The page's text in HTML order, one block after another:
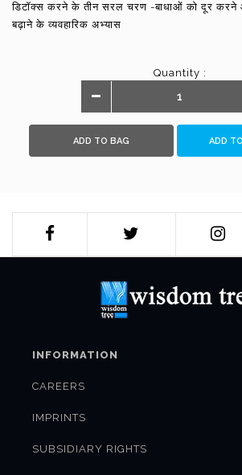
डिटॉक्स करने के तीन सरल चरण -बाधाओं को दूर
बढ़ाने के व्यवहारिक अभ्यास
Quantity :
ADD TO BAG ADD
INFORMATION
CAREERS
IMPRINTS
SUBSIDIARY RIGHTS